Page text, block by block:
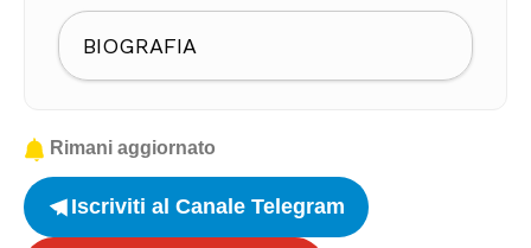
BIOGRAFIA
Rimani aggiornato
Iscriviti al Canale Telegram